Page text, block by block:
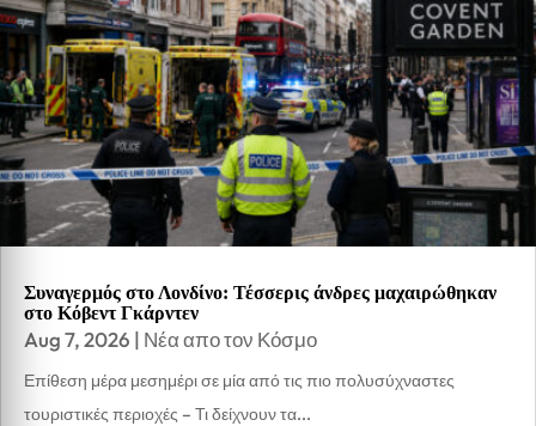
Συναγερμός στο Λονδίνο: Τέσσερις άνδρες μαχαιρώθηκαν
στο Κόβεντ Γκάρντεν
Aug 7, 2026 | Νέα απο τον Κόσμο
Επίθεση μέρα μεσημέρι σε μία από τις πιο πολυσύχναστες
τουριστικές περιοχές – Τι δείχνουν τα...